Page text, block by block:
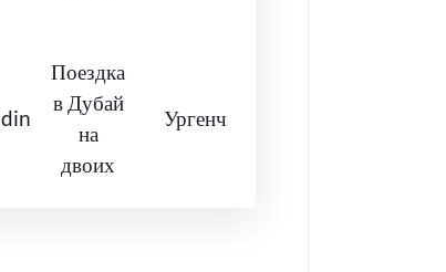
Поездка
в Дубай
на
двоих
Ургенч